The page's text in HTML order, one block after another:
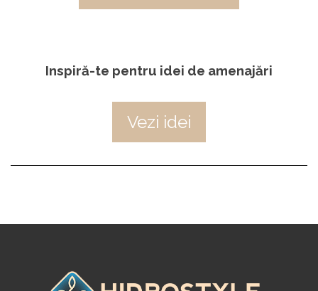
Inspiră-te pentru idei de amenajări
Vezi idei